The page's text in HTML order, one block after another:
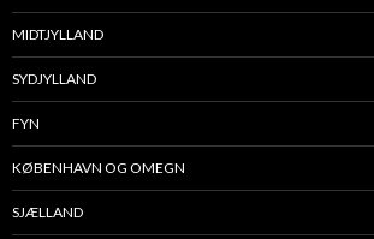
MIDTJYLLAND
SYDJYLLAND
FYN
KØBENHAVN OG OMEGN
SJÆLLAND